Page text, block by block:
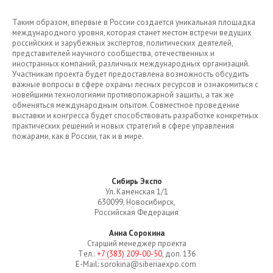
Таким образом, впервые в России создается уникальная площадка
международного уровня, которая станет местом встречи ведущих
российских и зарубежных экспертов, политических деятелей,
представителей научного сообщества, отечественных и
иностранных компаний, различных международных организаций.
Участникам проекта будет предоставлена возможность обсудить
важные вопросы в сфере охраны лесных ресурсов и ознакомиться с
новейшими технологиями противопожарной защиты, а так же
обменяться международным опытом. Совместное проведение
выставки и конгресса будет способствовать разработке конкретных
практических решений и новых стратегий в сфере управления
пожарами, как в России, так и в мире.
Сибирь Экспо
Ул. Каменская 1/1
630099, Новосибирск,
Российская Федерация
Анна Сорокина
Старший менеджер проекта
Тeл.:+7 (383) 209-00-50, доп. 136
E-Mail: sorokina@siberiaexpo.com